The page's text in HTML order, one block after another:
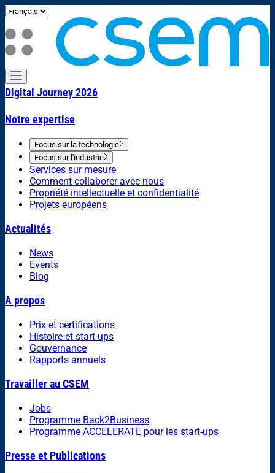
Digital Journey 2026
Notre expertise
Focus sur la technologie
Focus sur l'industrie
Services sur mesure
Comment collaborer avec nous
Propriété intellectuelle et confidentialité
Projets européens
Actualités
News
Events
Blog
A propos
Prix et certifications
Histoire et start-ups
Gouvernance
Rapports annuels
Travailler au CSEM
Jobs
Programme Back2Business
Programme ACCELERATE pour les start-ups
Presse et Publications